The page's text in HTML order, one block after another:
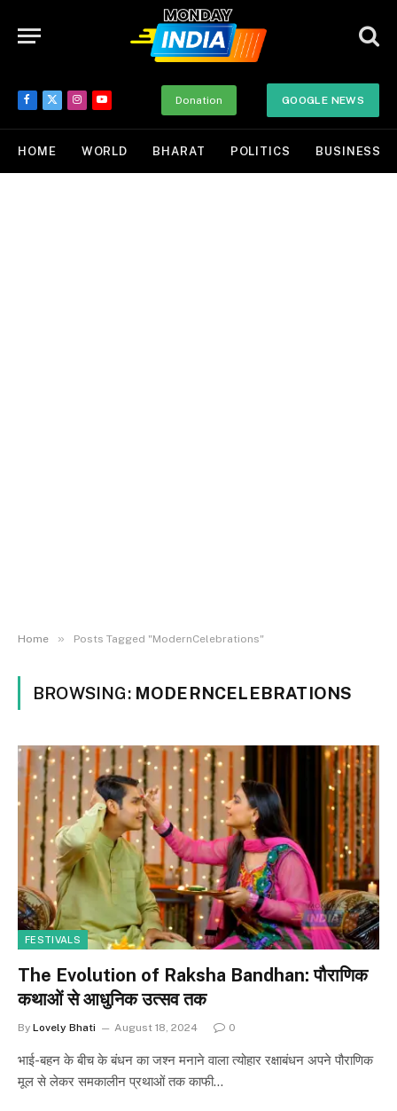
Facebook
X
(Twitter)
Instagram
YouTube
Donation GOOGLE NEWS
HOME WORLD BHARAT POLITICS BUSINESS
Home » Posts Tagged "ModernCelebrations"
BROWSING: MODERNCELEBRATIONS
FESTIVALS
The Evolution of Raksha Bandhan: पौराणिक
कथाओं से आधुनिक उत्सव तक
By Lovely Bhati August 18, 2024 0
भाई-बहन के बीच के बंधन का जश्न मनाने वाला त्योहार रक्षाबंधन अपने पौराणिक
मूल से लेकर समकालीन प्रथाओं तक काफी…